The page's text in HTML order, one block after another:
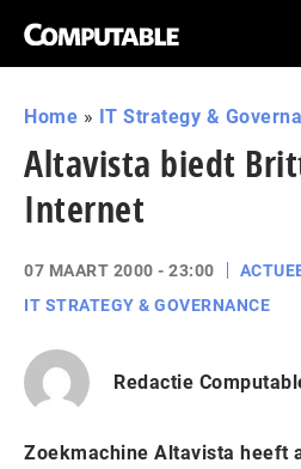
Home » IT Strategy &
Altavista biedt
Internet
07 MAART 2000 - 23:00
IT STRATEGY & GOVERNANCE
Redactie
Zoekmachine Altavista heeft